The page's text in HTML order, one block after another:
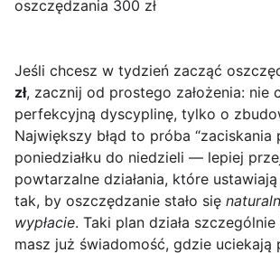
oszczędzania 300 zł
Jeśli chcesz w tydzień zacząć
zł, zacznij od prostego założenia: nie
perfekcyjną dyscyplinę, tylko o
Największy błąd to próba “zaciskania
poniedziałku do niedzieli — lepiej
powtarzalne działania, które
tak, by oszczędzanie stało się
wypłacie. Taki plan działa
masz już świadomość, gdzie uciekają